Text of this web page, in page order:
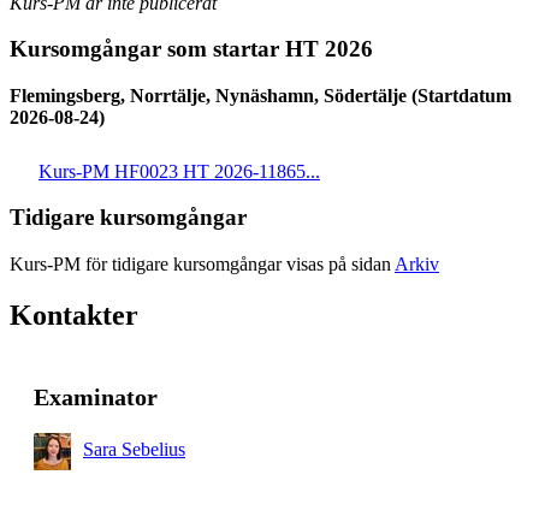
Kursomgångar som startar HT 2026
Flemingsberg, Norrtälje, Nynäshamn, Södertälje (Startdatum
2026-08-24)
Kurs-PM HF0023 HT 2026-11865...
Tidigare kursomgångar
Kurs-PM för tidigare kursomgångar visas på sidan Arkiv
Kontakter
Examinator
Sara Sebelius